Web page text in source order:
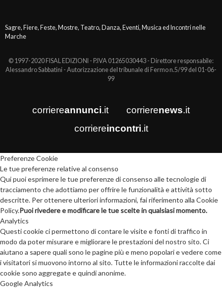
Sagre, Fiere, Feste, Mostre, Teatro, Danza, Eventi, Musica ed Incontri nelle
Marche
© 1997-2020 FISAL EDIZIONI - P.IVA 01265030443 - Direttore responsabile:
Alessandro Sabbatini - Autorizzazione del tribunale di Fermo n.5/99 del 01-06-
99
corriereannunci.it corrierenews.it
corriereincontri.it
Preferenze Cookie
Le tue preferenze relative al consenso
Qui puoi esprimere le tue preferenze di consenso alle tecnologie di
tracciamento che adottiamo per offrire le funzionalità e attività sotto
descritte. Per ottenere ulteriori informazioni, fai riferimento alla Cookie
Policy.Puoi rivedere e modificare le tue scelte in qualsiasi momento.
Analytics
Questi cookie ci permettono di contare le visite e fonti di traffico in
modo da poter misurare e migliorare le prestazioni del nostro sito. Ci
aiutano a sapere quali sono le pagine più e meno popolari e vedere come
i visitatori si muovono intorno al sito. Tutte le informazioni raccolte dai
cookie sono aggregate e quindi anonime.
Google Analytics